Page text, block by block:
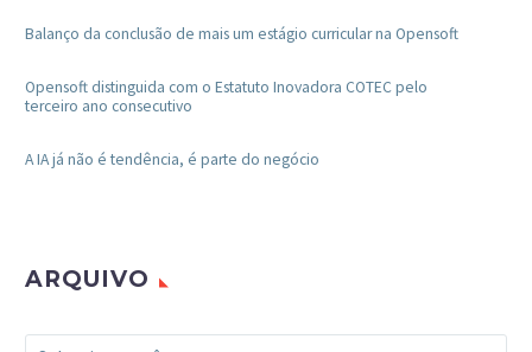
Balanço da conclusão de mais um estágio curricular na Opensoft
Opensoft distinguida com o Estatuto Inovadora COTEC pelo
terceiro ano consecutivo
A IA já não é tendência, é parte do negócio
ARQUIVO